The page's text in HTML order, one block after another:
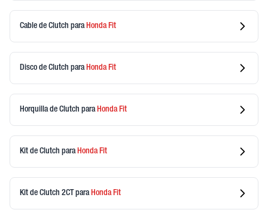
Cable de Clutch para HondaFit
Disco de Clutch para HondaFit
Horquilla de Clutch para HondaFit
Kit de Clutch para HondaFit
Kit de Clutch 2CTpara HondaFit